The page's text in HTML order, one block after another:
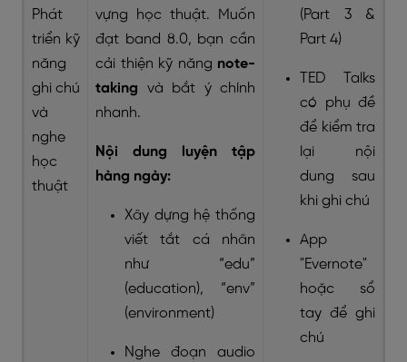
Phát
triển kỹ
năng
ghi chú
và
nghe
học
thuật
vựng học thuật. Muốn
đạt band 8.0, bạn cần
cải thiện kỹ năng note-
taking và bắt ý chính
nhanh.
Nội dung luyện tập
hàng ngày:
Xây dựng hệ thống
viết tắt cá nhân
như “edu”
(education), “env”
(environment)
Nghe đoạn audio
(Part 3 &
Part 4)
TED Talks
có phụ đề
để kiểm tra
lại nội
dung sau
khi ghi chú
App
"Evernote"
hoặc sổ
tay để ghi
chú